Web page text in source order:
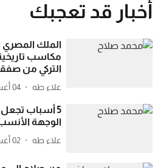
أخبار قد تعجبك
الملك المصري
مكاسب
التركي من
علاء طه 04 أغسطس 2026
5 أسباب تجعل
الوجهة
علاء طه 02 أغسطس 2026